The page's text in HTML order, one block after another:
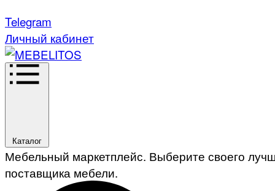
Telegram
Личный кабинет
Каталог
Мебельный маркетплейс. Выберите своего
поставщика мебели.